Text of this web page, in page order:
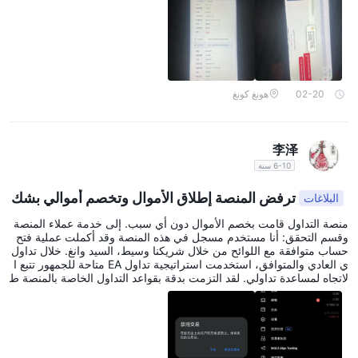
02-20 هونغ كونغ
李泽
6-10 سنة
البلاغات ترفض المنصة إطلاق الأموال وتخصم أموالي بشك
ل ضار.
منصة التداول قامت بخصم الأموال دون أي سبب. إلى خدمة عملاء المنصة
وقسم التحقق: أنا مستخدم مسجل في هذه المنصة وقد أكملت عملية فتح
حساب متوافقة مع اللوائح من خلال شريكنا وسيط، السيد وانغ. خلال تداول
ي العادي والمتوافق، استخدمت استراتيجية تداول EA متاحة للجمهور تتبع ا
لاتجاه لمساعدة تداولي. لقد التزمت بدقة بقواعد التداول الخاصة بالمنصة ط
وال العملية، دون الانخراط في المضاربة السريعة، أو المراجحة غير القانون
ية، أو التحوط غير القانوني، أو أي عمليات غير نظامية أخرى. هذه الصفقة ات
بعت الاتجاه الصاعد للسوق، مع الاحتفاظ بالمركز الطبيعي وجني الأرباح، م
ما يشكل ربحًا تجاريًا طبيعيًا ومتوافقًا تمامًا. ومع ذلك، بعد أن حققت أرباحًا
مشروعة، قامت منصتكم، دون أي إشعار مسبق أو دليل على المخالفات أو